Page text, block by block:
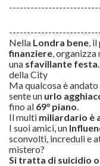
Nella Londra bene ,
finanziere ,
una sfavillante festa
della City
Ma qualcosa è andato
sente un urlo
fino al 69° piano
Il multi miliardario è
I suoi amici, un
sconvolti, increduli e
mistero?
Si tratta di suicidio